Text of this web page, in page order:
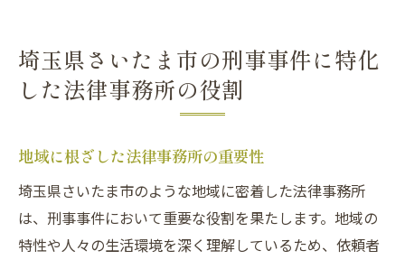
埼玉県さいたま市の刑事事件に特化
した法律事務所の役割
地域に根ざした法律事務所の重要性
埼玉県さいたま市のような地域に密着した法律事務所
は、刑事事件において重要な役割を果たします。地域の
特性や人々の生活環境を深く理解しているため、依頼者